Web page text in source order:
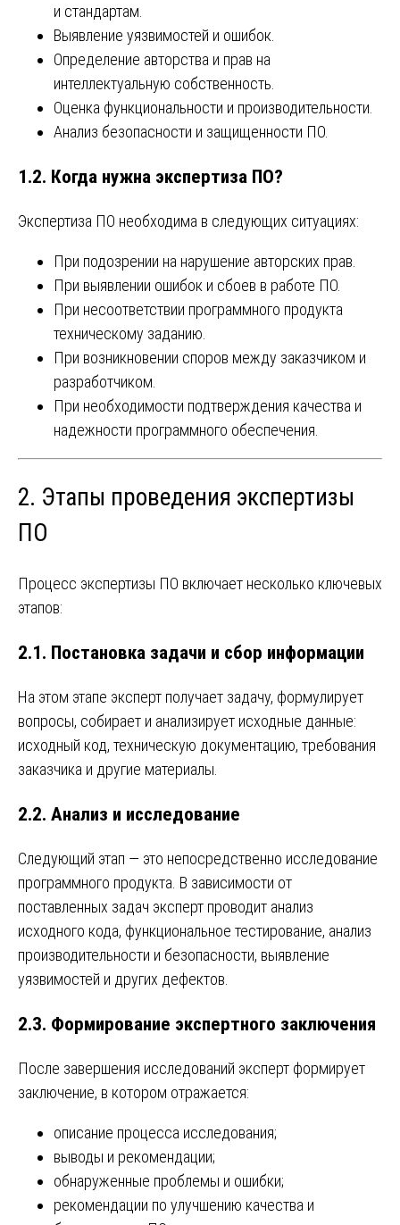
и стандартам.
Выявление уязвимостей и ошибок.
Определение авторства и прав на
интеллектуальную собственность.
Оценка функциональности и производительности.
Анализ безопасности и защищенности ПО.
1.2. Когда нужна экспертиза ПО?
Экспертиза ПО необходима в следующих ситуациях:
При подозрении на нарушение авторских прав.
При выявлении ошибок и сбоев в работе ПО.
При несоответствии программного продукта
техническому заданию.
При возникновении споров между заказчиком и
разработчиком.
При необходимости подтверждения качества и
надежности программного обеспечения.
2. Этапы проведения экспертизы
ПО
Процесс экспертизы ПО включает несколько ключевых
этапов:
2.1. Постановка задачи и сбор информации
На этом этапе эксперт получает задачу, формулирует
вопросы, собирает и анализирует исходные данные:
исходный код, техническую документацию, требования
заказчика и другие материалы.
2.2. Анализ и исследование
Следующий этап — это непосредственно исследование
программного продукта. В зависимости от
поставленных задач эксперт проводит анализ
исходного кода, функциональное тестирование, анализ
производительности и безопасности, выявление
уязвимостей и других дефектов.
2.3. Формирование экспертного заключения
После завершения исследований эксперт формирует
заключение, в котором отражается:
описание процесса исследования;
выводы и рекомендации;
обнаруженные проблемы и ошибки;
рекомендации по улучшению качества и